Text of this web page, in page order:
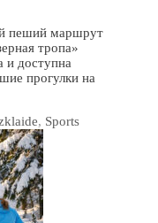
пеший маршрут
тропа»
и доступна
прогулки на
, Sports